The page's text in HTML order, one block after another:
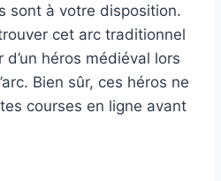
sont à votre disposition.
cet arc traditionnel
d’un héros médiéval lors
Bien sûr, ces héros ne
courses en ligne avant